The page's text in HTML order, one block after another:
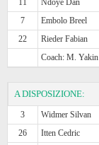
7
Embolo Breel
22
Rieder Fabian
Coach: M. Yakin
A DISPOSIZIONE:
3 Widmer Silvan
26
Itten Cedric